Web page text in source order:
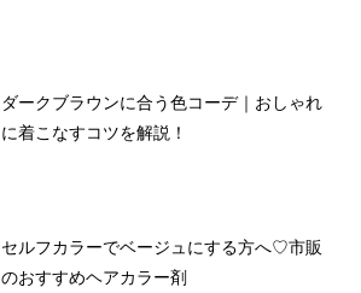
ダークブラウンに合う色コーデ｜おしゃれ
に着こなすコツを解説！
セルフカラーでベージュにする方へ♡市販
のおすすめヘアカラー剤